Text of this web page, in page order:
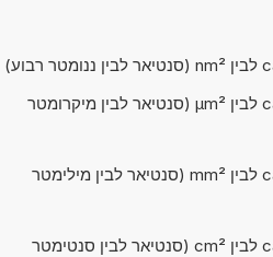
מחשבון: להמיר בין ca לבין µm² (סנטיאר לבין מיקרומטר
מחשבון: להמיר בין ca לבין mm² (סנטיאר לבין מילימטר
מחשבון: להמיר בין ca לבין cm² (סנטיאר לבין סנטימטר